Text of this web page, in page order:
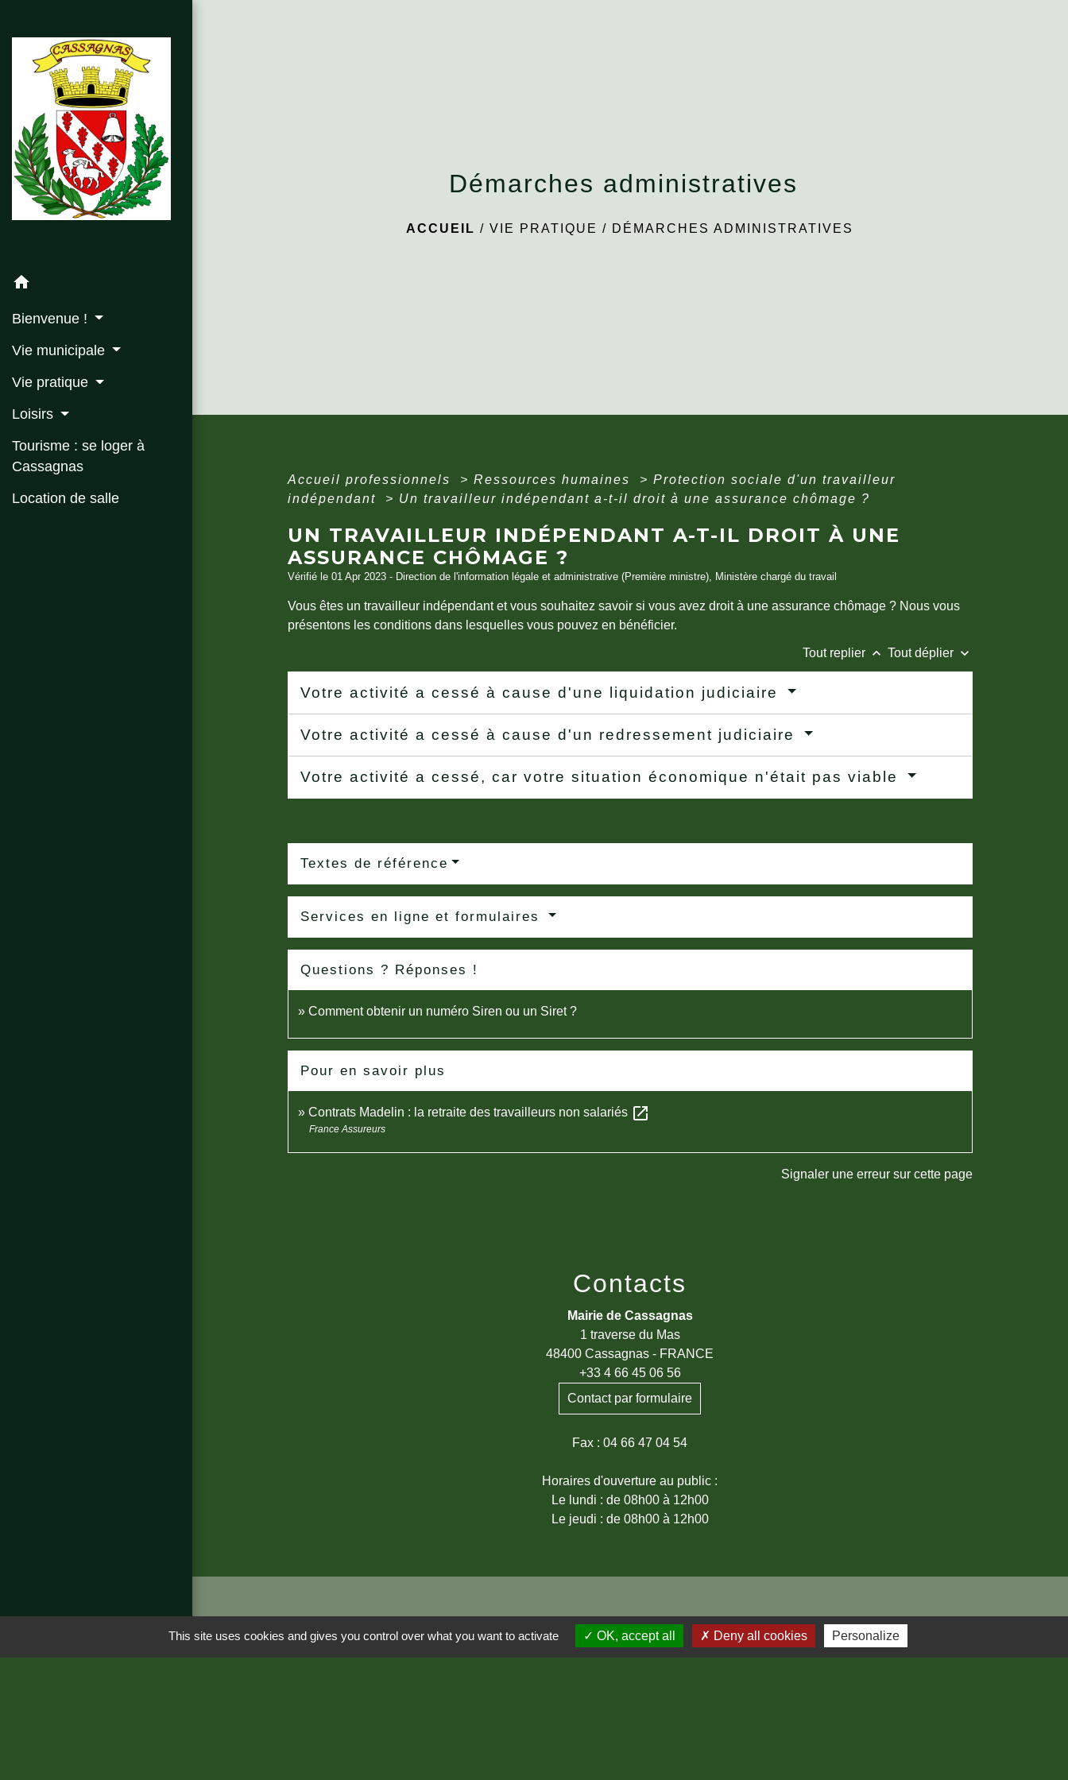
home
Bienvenue !
Vie municipale
Vie pratique
Loisirs
Tourisme : se loger à
Cassagnas
Location de salle
Démarches administratives
ACCUEIL /VIE PRATIQUE / DÉMARCHES ADMINISTRATIVES
Accueil professionnels > Ressources humaines > Protection sociale d'un travailleur
indépendant
> Un travailleur indépendant a-t-il droit à une assurance chômage ?
UN TRAVAILLEUR INDÉPENDANT A-T-IL DROIT À UNE
ASSURANCE CHÔMAGE ?
Vérifié le 01 Apr 2023 - Direction de l'information légale et administrative (Première ministre), Ministère chargé du travail
Vous êtes un travailleur indépendant et vous souhaitez savoir si vous avez droit à une assurance chômage ? Nous vous
présentons les conditions dans lesquelles vous pouvez en bénéficier.
Tout replier keyboard_arrow_up Tout déplier keyboard_arrow_down
Votre activité a cessé à cause d'une liquidation judiciaire
Votre activité a cessé à cause d'un redressement judiciaire
Votre activité a cessé, car votre situation économique n'était pas viable
Textes de référence
Services en ligne et formulaires
Questions ? Réponses !
Comment obtenir un numéro Siren ou un Siret ?
Pour en savoir plus
Contrats Madelin : la retraite des travailleurs non salariés open_in_new
France Assureurs
Signaler une erreur sur cette page
Contacts
Mairie de Cassagnas
1 traverse du Mas
48400 Cassagnas - FRANCE
+33 4 66 45 06 56
Contact par formulaire
Fax : 04 66 47 04 54
Horaires d'ouverture au public :
Le lundi : de 08h00 à 12h00
Le jeudi : de 08h00 à 12h00
Liens
This site uses cookies and gives you control over what you want to activate OK, accept all Deny all cookies Personalize